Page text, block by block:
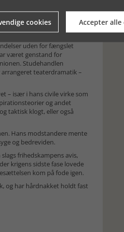
udenfor kunne tage
I løbet af weekenden
røg de videre til
uden for fængslet
været genstand for
Studehandlen
teaterdramatik –
– især i hans civile virke som
og andet
taktisk klogt, eller også
Hans modstandere mente
og bedreviden.
frihedskampens avis,
krigens sidste fase lovede
kom på fode igen.
og har hårdnakket holdt fast
cookies Accepter alle